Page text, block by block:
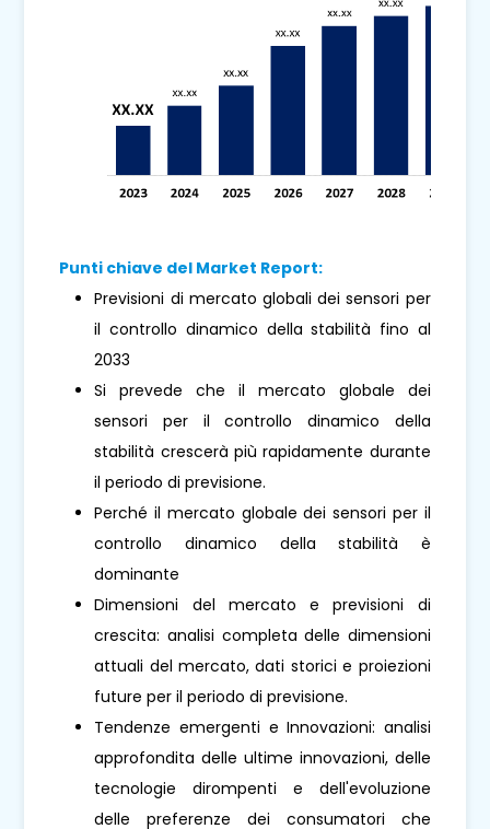
Punti chiave del Market Report:
Previsioni di mercato globali dei sensori per
il controllo dinamico della stabilità fino al
2033
Si prevede che il mercato globale dei
sensori per il controllo dinamico della
stabilità crescerà più rapidamente durante
il periodo di previsione.
Perché il mercato globale dei sensori per il
controllo dinamico della stabilità è
dominante
Dimensioni del mercato e previsioni di
crescita: analisi completa delle dimensioni
attuali del mercato, dati storici e proiezioni
future per il periodo di previsione.
Tendenze emergenti e Innovazioni: analisi
approfondita delle ultime innovazioni, delle
tecnologie dirompenti e dell'evoluzione
delle preferenze dei consumatori che